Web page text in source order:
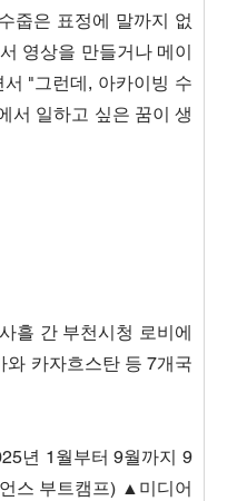
줍은 표정에 말까지 없
영상을 만들거나 메이
"그런데, 아카이빙 수
서 일하고 싶은 꿈이 생
흘 간 부천시청 로비에
와 카자흐스탄 등 7개국
년 1월부터 9월까지 9
스 부트캠프) ▲미디어